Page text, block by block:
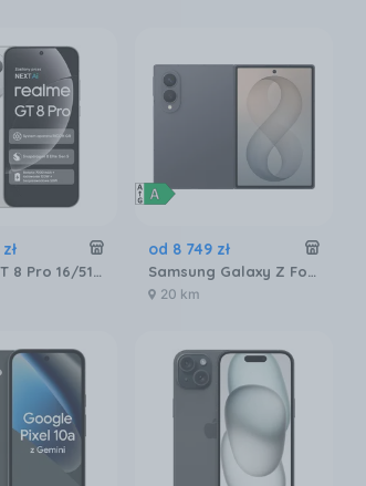
zł
realme GT 8 Pro 16/512GB Biały
od 8 749 zł
Samsung Galaxy Z Fold8 12/256GB Grafitowy
20 km